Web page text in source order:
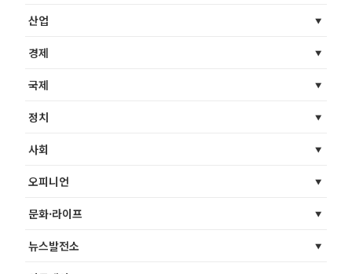
산업
경제
국제
정치
사회
오피니언
문화·라이프
뉴스발전소